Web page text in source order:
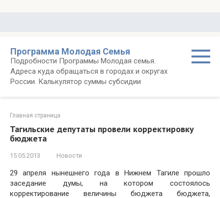
Программа Молодая Семья
Подробности Программы Молодая семья.
Адреса куда обращаться в городах и округах
России. Калькулятор суммы субсидии
Главная страница
Тагильские депутаты провели корректировку
бюджета
15.05.2013 Новости
29 апреля нынешнего года в Нижнем Тагиле прошло
заседание думы, на котором состоялось
корректирование величины бюджета бюджета,